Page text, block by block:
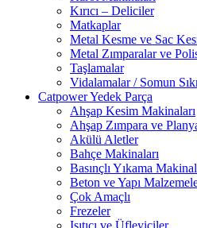
Kırıcı – Deliciler
Matkaplar
Metal Kesme ve Sac
Metal Zımparalar ve
Taşlamalar
Vidalamalar / Somun
Catpower Yedek Parça
Ahşap Kesim Makinaları
Ahşap Zımpara ve
Akülü Aletler
Bahçe Makinaları
Basınçlı Yıkama
Beton ve Yapı
Çok Amaçlı
Frezeler
Isıtıcı ve Üfleyiciler